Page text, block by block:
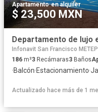
Apartamento·en alquiler
$ 23,500 MXN
Infonavit San Francisco
186 m²3 Recámaras3 Baños
·Balcón·Estacionamiento·
Actualizado hace más de 1